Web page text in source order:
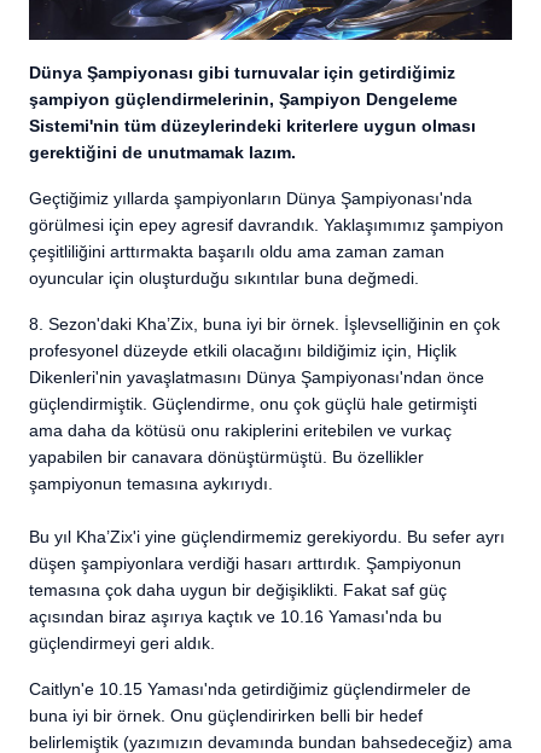
Dünya Şampiyonası gibi turnuvalar için getirdiğimiz
şampiyon güçlendirmelerinin, Şampiyon Dengeleme
Sistemi'nin tüm düzeylerindeki kriterlere uygun olması
gerektiğini de unutmamak lazım.
Geçtiğimiz yıllarda şampiyonların Dünya Şampiyonası'nda
görülmesi için epey agresif davrandık. Yaklaşımımız şampiyon
çeşitliliğini arttırmakta başarılı oldu ama zaman zaman
oyuncular için oluşturduğu sıkıntılar buna değmedi.
8. Sezon'daki Kha’Zix, buna iyi bir örnek. İşlevselliğinin en çok
profesyonel düzeyde etkili olacağını bildiğimiz için, Hiçlik
Dikenleri'nin yavaşlatmasını Dünya Şampiyonası'ndan önce
güçlendirmiştik. Güçlendirme, onu çok güçlü hale getirmişti
ama daha da kötüsü onu rakiplerini eritebilen ve vurkaç
yapabilen bir canavara dönüştürmüştü. Bu özellikler
şampiyonun temasına aykırıydı.
Bu yıl Kha’Zix'i yine güçlendirmemiz gerekiyordu. Bu sefer ayrı
düşen şampiyonlara verdiği hasarı arttırdık. Şampiyonun
temasına çok daha uygun bir değişiklikti. Fakat saf güç
açısından biraz aşırıya kaçtık ve 10.16 Yaması'nda bu
güçlendirmeyi geri aldık.
Caitlyn'e 10.15 Yaması'nda getirdiğimiz güçlendirmeler de
buna iyi bir örnek. Onu güçlendirirken belli bir hedef
belirlemiştik (yazımızın devamında bundan bahsedeceğiz) ama